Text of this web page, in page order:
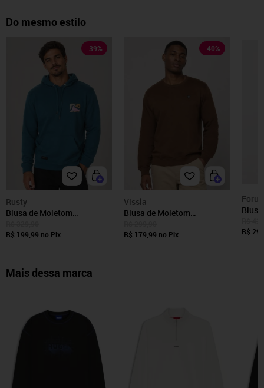
Do mesmo estilo
-39%
Rusty
Blusa de Moletom
R$ 199,99 no Pix
-40%
Vissla
Blusa de Moletom
Marrom
R$ 179,99 no Pix
Azul
R$
Mais dessa marca